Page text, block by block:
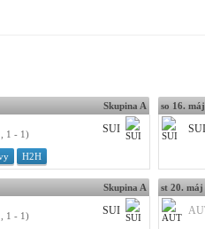
Skupina A
H2H
1 - 1) SUI
so 16.
SUI
Skupina A
1 - 1) SUI
st 20.